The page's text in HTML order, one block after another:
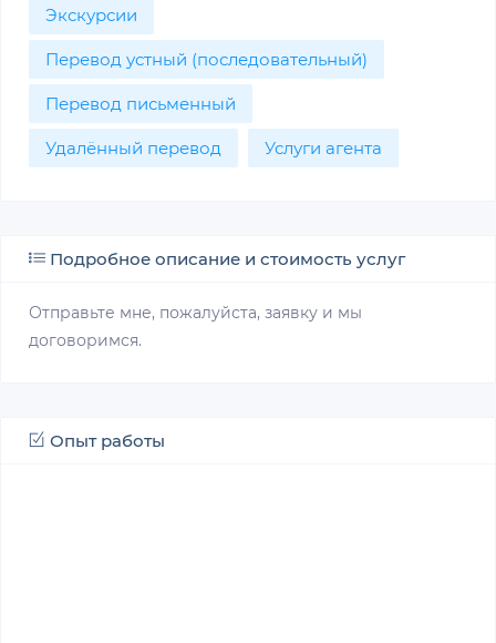
Экскурсии
Перевод устный (последовательный)
Перевод письменный
Удалённый перевод Услуги агента
Подробное описание и стоимость услуг
Отправьте мне, пожалуйста, заявку и мы
договоримся.
Опыт работы